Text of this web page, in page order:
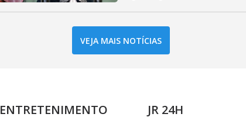
VEJA MAIS NOTÍCIAS
ENTRETENIMENTO JR 24H